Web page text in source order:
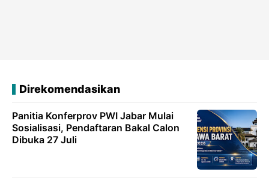
Direkomendasikan
Panitia Konferprov PWI Jabar Mulai
Sosialisasi, Pendaftaran Bakal Calon
Dibuka 27 Juli